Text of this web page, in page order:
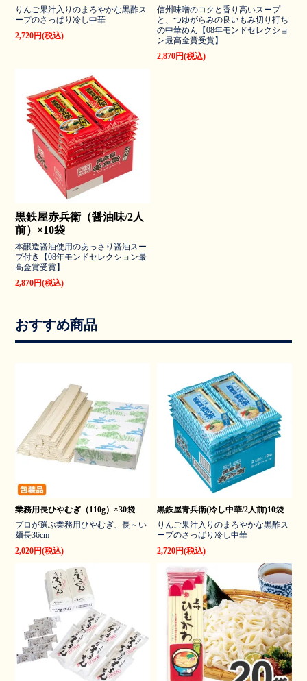
りんご果汁入りのまろやかな黒酢ス
ープのさっぱり冷し中華
2,720円(税込)
信州味噌のコクと香り高いスープ
と、つゆがらみの良いもみ切り打ち
の中華めん【08年モンドセレクショ
ン最高金賞受賞】
2,870円(税込)
黒鉄屋赤兵衛（醤油味/2人
前）×10袋
本醸造醤油使用のあっさり醤油スー
プ付き【08年モンドセレクション最
高金賞受賞】
2,870円(税込)
おすすめ商品
業務用長ひやむぎ（110g）×30袋
プロが選ぶ業務用ひやむぎ、長～い
麺長36cm
2,020円(税込)
黒鉄屋青兵衛(冷し中華/2人前)10袋
りんご果汁入りのまろやかな黒酢ス
ープのさっぱり冷し中華
2,720円(税込)